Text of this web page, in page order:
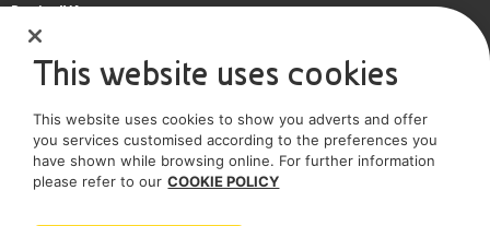
Partita IVA
IT 01768800748 - R.E.A. Milano n.1351279
Società soggetta all'attività di direzione e coordinamento dell'Eni S.p.A.
Società con unico socio
SOCIAL MEDIA
This website uses cookies
This website uses cookies to show you adverts and offer
you services customised according to the preferences you
have shown while browsing online. For further information
please refer to our COOKIE POLICY